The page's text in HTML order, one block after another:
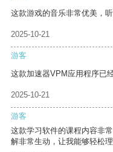
这款游戏的音乐非常优美，听
2025-10-21
游客
这款加速器VPM应用程序已
2025-10-21
游客
这款学习软件的课程内容非
解非常生动，让我能够轻松理